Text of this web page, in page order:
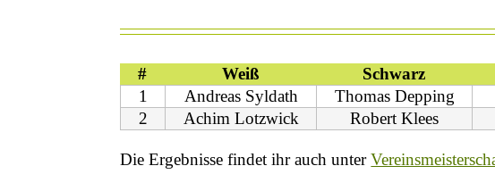
# Weiß Schwarz
1
Andreas Syldath Thomas Depping
2
Achim Lotzwick Robert Klees
Die Ergebnisse findet ihr auch unter